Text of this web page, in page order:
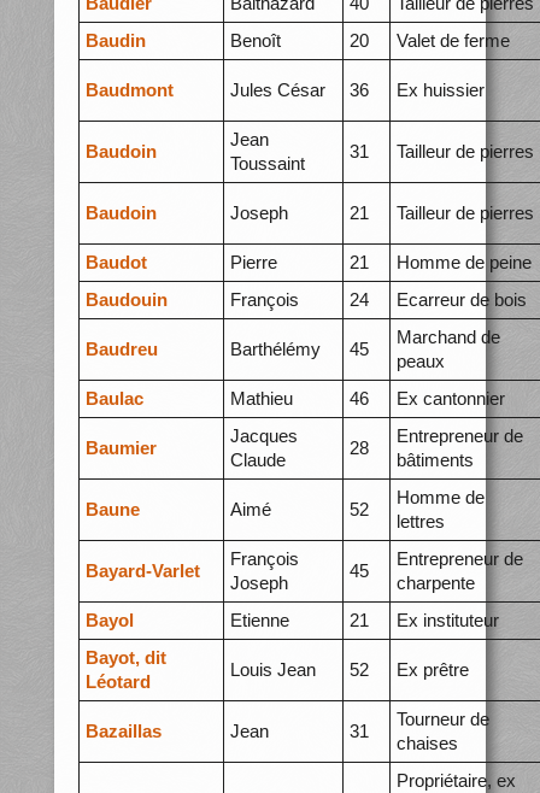
Baudin
Benoît 20 Valet de ferme
Baudmont Jules César 36 Ex huissier
Baudoin
Jean
Toussaint
31 Tailleur de pierres
Baudoin Joseph 21 Tailleur de pierres
Baudot Pierre 21
Homme de peine
Baudouin
François 24 Ecarreur de bois
Baudreu Barthélémy 45
Marchand de
peaux
Baulac
Mathieu 46 Ex cantonnier
Baumier
Jacques
Claude
28
Entrepreneur de
bâtiments
Baune Aimé 52
Homme de
lettres
Bayard-Varlet
François
Joseph
45
Entrepreneur de
charpente
Bayol
Etienne 21
Ex instituteur
Bayot, dit
Léotard
Louis Jean 52 Ex prêtre
Bazaillas Jean 31
Tourneur de
chaises
Propriétaire, ex